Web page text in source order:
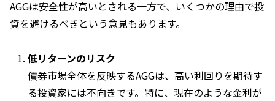
AGGは安全性が高いとされる一方で、いくつかの理由で投
資を避けるべきという意見もあります。
低リターンのリスク
債券市場全体を反映するAGGは、高い利回りを期待す
る投資家には不向きです。特に、現在のような金利が